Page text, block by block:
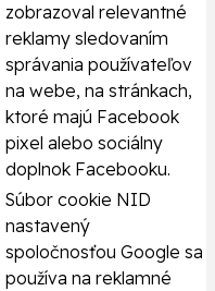
zobrazoval relevantné
reklamy sledovaním
správania používateľov
na webe, na stránkach,
ktoré majú Facebook
pixel alebo sociálny
doplnok Facebooku.
Súbor cookie NID
nastavený
spoločnosťou Google sa
používa na reklamné